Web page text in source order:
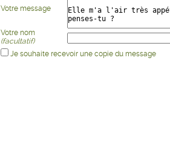
Votre message
Votre nom
(facultatif)
Je souhaite recevoir une copie du message